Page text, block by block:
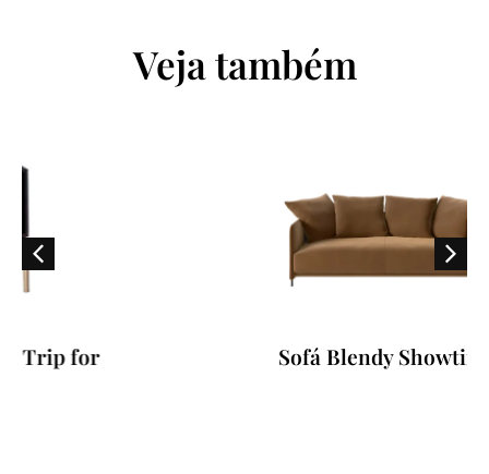
Veja também
Sofá Blendy Showtime